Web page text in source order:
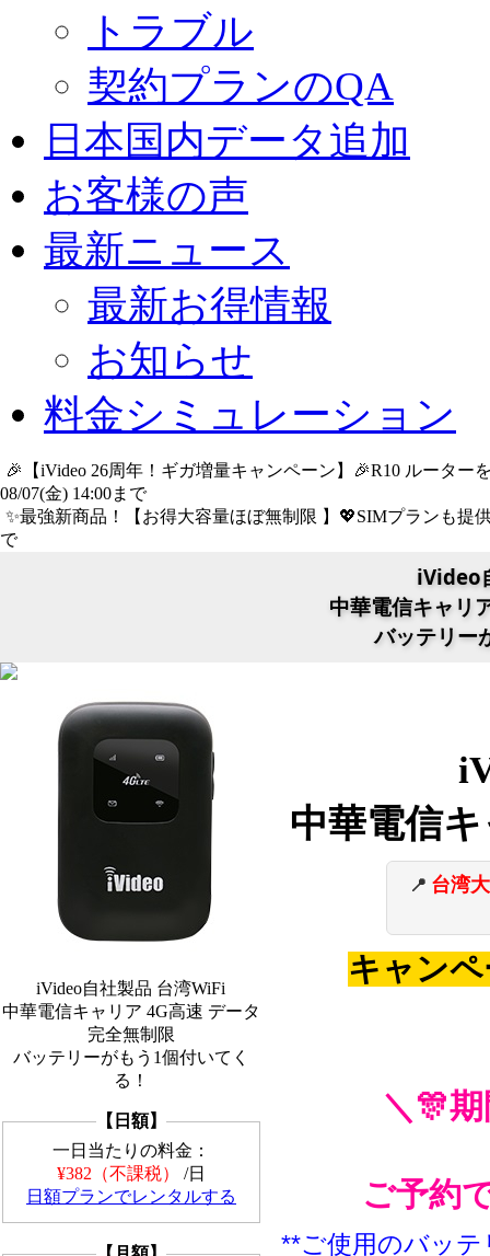
トラブル
契約プランのQA
日本国内データ追加
お客様の声
最新ニュース
最新お得情報
お知らせ
料金シミュレーション
🎉【iVideo 26周年！ギガ増量キャンペーン】🎉R10 ルータ
08/07(金) 14:00まで
✨️最強新商品！【お得大容量ほぼ無制限 】💖SIMプランも提
で
iVideo
中華電信キャリ
バッテリー
iVideo自社製品 台湾WiFi
中華電信キャリア 4G高速 データ
完全無制限
バッテリーがもう1個付いてく
る！
【日額】
一日当たりの料金：
¥382（不課税）
/日
日額プランでレンタルする
中華電信
📍 台湾
キャン
＼🎊
ご予約
**ご使用のバッ